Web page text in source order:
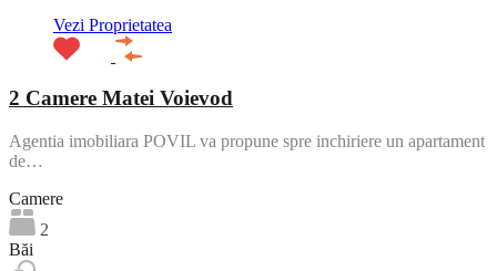
Vezi Proprietatea
2 Camere Matei Voievod
Agentia imobiliara POVIL va propune spre inchiriere un apartament
de…
Camere
2
Băi